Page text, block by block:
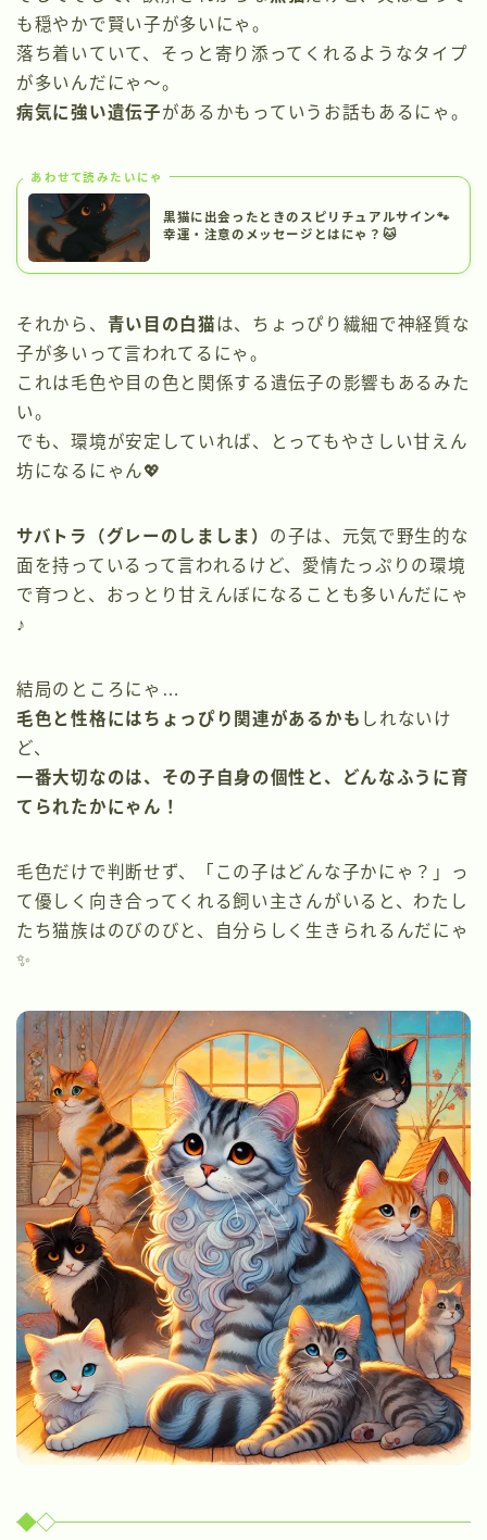
も穏やかで賢い子が多いにゃ。
落ち着いていて、そっと寄り添ってくれるようなタイプ
が多いんだにゃ〜。
病気に強い遺伝子があるかもっていうお話もあるにゃ。
あわせて読みたいにゃ
黒猫に出会ったときのスピリチュアルサイン🐾
幸運・注意のメッセージとはにゃ？🐱
それから、 青い目の白猫は、ちょっぴり繊細で神経質な
子が多いって言われてるにゃ。
これは毛色や目の色と関係する遺伝子の影響もあるみた
い。
でも、環境が安定していれば、とってもやさしい甘えん
坊になるにゃん💖
サバトラ（グレーのしましま） の子は、元気で野生的な
面を持っているって言われるけど、愛情たっぷりの環境
で育つと、おっとり甘えんぼになることも多いんだにゃ
♪
結局のところにゃ…
毛色と性格にはちょっぴり関連があるかも しれないけ
ど、
一番大切なのは、その子自身の個性と、どんなふうに育
てられたかにゃん！
毛色だけで判断せず、「この子はどんな子かにゃ？」っ
て優しく向き合ってくれる飼い主さんがいると、わたし
たち猫族はのびのびと、自分らしく生きられるんだにゃ
✨